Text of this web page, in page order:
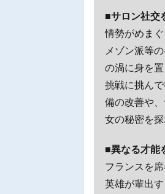
■サロン社交
情勢がめま
メゾン派等
の渦に身を
挑戦に挑ん
備の改善や
女の秘密を探
■異なる才能
フランスを
英雄が輩出